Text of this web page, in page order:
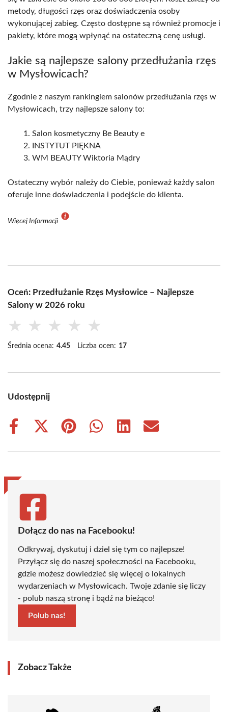
metody, długości rzęs oraz doświadczenia osoby
wykonującej zabieg. Często dostępne są również promocje i
pakiety, które mogą wpłynąć na ostateczną cenę usługi.
Jakie są najlepsze salony przedłużania rzęs
w Mysłowicach?
Zgodnie z naszym rankingiem salonów przedłużania rzęs w
Mysłowicach, trzy najlepsze salony to:
Salon kosmetyczny Be Beauty e
INSTYTUT PIĘKNA
WM BEAUTY Wiktoria Mądry
Ostateczny wybór należy do Ciebie, ponieważ każdy salon
oferuje inne doświadczenia i podejście do klienta.
Więcej Informacji
Oceń: Przedłużanie Rzęs Mysłowice – Najlepsze
Salony w 2026 roku
★ ★ ★ ★ ★
Średnia ocena: 4.45 Liczba ocen: 17
Udostępnij
Share
Share
(Twitter)
Share
Share
Share
Share
Dołącz do nas na Facebooku!
Odkrywaj, dyskutuj i dziel się tym co najlepsze!
Przyłącz się do naszej społeczności na Facebooku,
gdzie możesz dowiedzieć się więcej o lokalnych
wydarzeniach w Mysłowicach. Twoje zdanie się liczy
- polub naszą stronę i bądź na bieżąco!
Polub nas!
Zobacz Także